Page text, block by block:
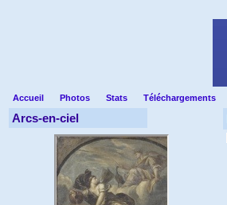
Accueil Photos Stats Téléchargements
Arcs-en-ciel